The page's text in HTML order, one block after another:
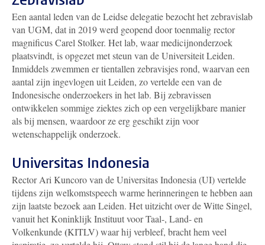
Een aantal leden van de Leidse delegatie bezocht het zebravislab
van UGM, dat in 2019 werd geopend door toenmalig rector
magnificus Carel Stolker. Het lab, waar medicijnonderzoek
plaatsvindt, is opgezet met steun van de Universiteit Leiden.
Inmiddels zwemmen er tientallen zebravisjes rond, waarvan een
aantal zijn ingevlogen uit Leiden, zo vertelde een van de
Indonesische onderzoekers in het lab. Bij zebravissen
ontwikkelen sommige ziektes zich op een vergelijkbare manier
als bij mensen, waardoor ze erg geschikt zijn voor
wetenschappelijk onderzoek.
Universitas Indonesia
Rector Ari Kuncoro van de Universitas Indonesia (UI) vertelde
tijdens zijn welkomstspeech warme herinneringen te hebben aan
zijn laatste bezoek aan Leiden. Het uitzicht over de Witte Singel,
vanuit het Koninklijk Instituut voor Taal-, Land- en
Volkenkunde(KITLV) waar hij verbleef, bracht hem veel